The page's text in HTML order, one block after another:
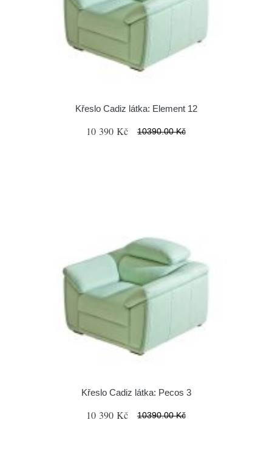
Křeslo Cadiz látka: Element 12
10 390 Kč 10390.00 Kč
Křeslo Cadiz látka: Pecos 3
10 390 Kč 10390.00 Kč